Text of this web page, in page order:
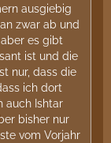
ausgiebig
zwar ab und
es gibt
ist und die
nur, dass die
ich dort
auch Ishtar
bisher nur
vom Vorjahr